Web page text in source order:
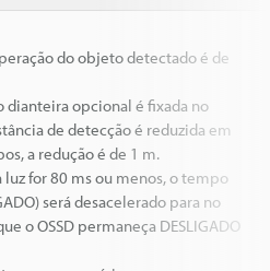
do objeto detectado é de
dianteira opcional é fixada no
de detecção é reduzida em
a redução é de 1 m.
for 80 ms ou menos, o tempo
será desacelerado para no
o OSSD permaneça DESLIGADO